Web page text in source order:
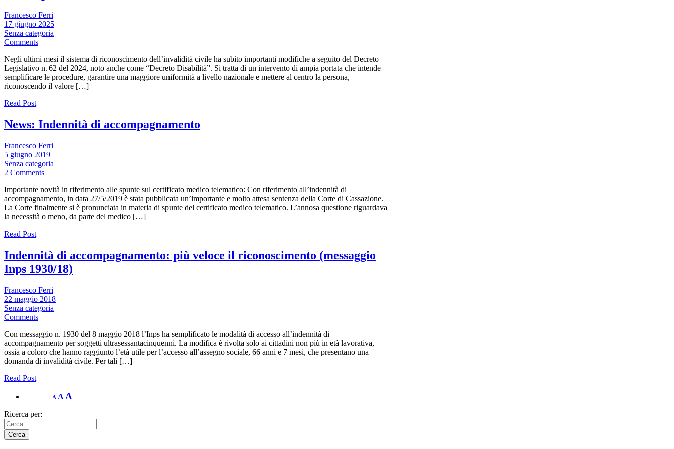
Francesco Ferri
17 giugno 2025
Senza categoria
Comments
Negli ultimi mesi il sistema di riconoscimento dell’invalidità civile ha subìto importanti modifiche a seguito del Decreto
Legislativo n. 62 del 2024, noto anche come “Decreto Disabilità”. Si tratta di un intervento di ampia portata che intende
semplificare le procedure, garantire una maggiore uniformità a livello nazionale e mettere al centro la persona,
riconoscendo il valore […]
Read Post
News: Indennità di accompagnamento
Francesco Ferri
5 giugno 2019
Senza categoria
2 Comments
Importante novità in riferimento alle spunte sul certificato medico telematico: Con riferimento all’indennità di
accompagnamento, in data 27/5/2019 è stata pubblicata un’importante e molto attesa sentenza della Corte di Cassazione.
La Corte finalmente si è pronunciata in materia di spunte del certificato medico telematico. L’annosa questione riguardava
la necessità o meno, da parte del medico […]
Read Post
Indennità di accompagnamento: più veloce il riconoscimento (messaggio
Inps 1930/18)
Francesco Ferri
22 maggio 2018
Senza categoria
Comments
Con messaggio n. 1930 del 8 maggio 2018 l’Inps ha semplificato le modalità di accesso all’indennità di
accompagnamento per soggetti ultrasessantacinquenni. La modifica è rivolta solo ai cittadini non più in età lavorativa,
ossia a coloro che hanno raggiunto l’età utile per l’accesso all’assegno sociale, 66 anni e 7 mesi, che presentano una
domanda di invalidità civile. Per tali […]
Read Post
A A A
Ricerca per: